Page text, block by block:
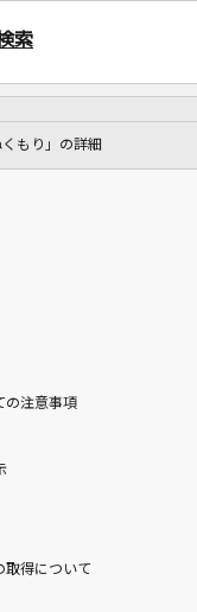
索
くもり」の詳細
の注意事項
取得について